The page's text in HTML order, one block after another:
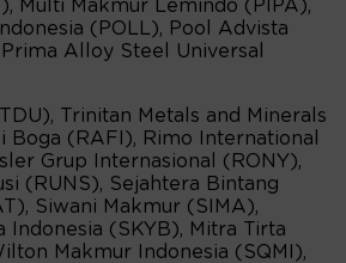
Multi Makmur Lemindo (PIPA),
(POLL), Pool Advista
Prima Alloy Steel Universal
Trinitan Metals and Minerals
Boga (RAFI), Rimo International
Grup Internasional (RONY),
(RUNS), Sejahtera Bintang
Siwani Makmur (SIMA),
Indonesia (SKYB), Mitra Tirta
Makmur Indonesia (SQMI),